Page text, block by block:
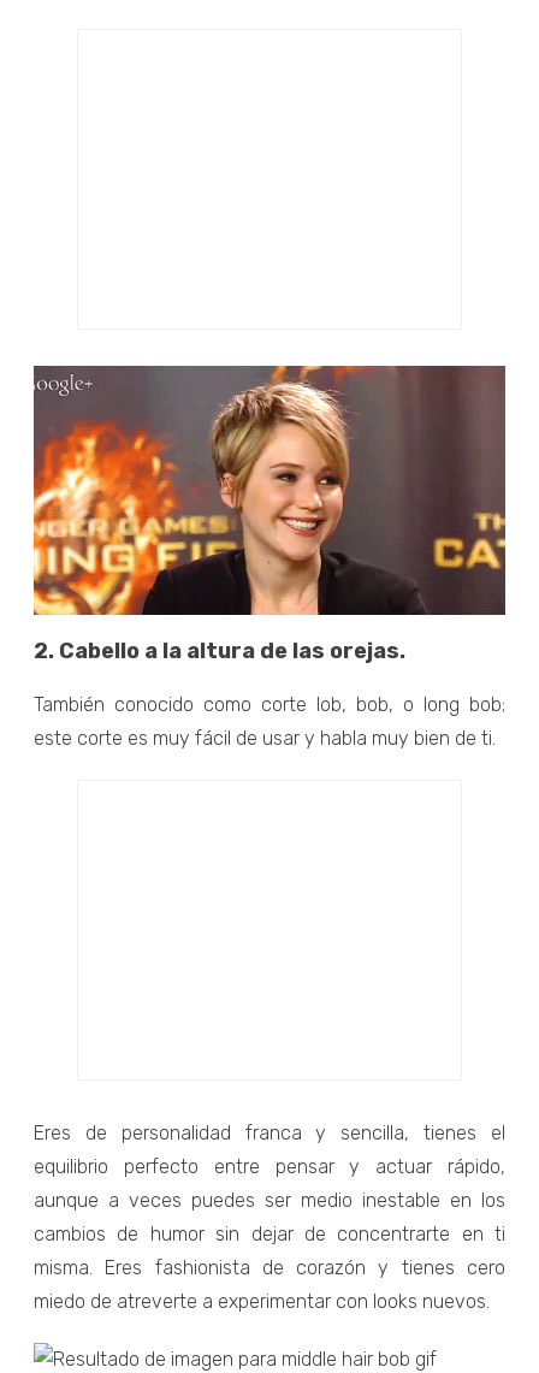
2. Cabello a la altura de las orejas.
También conocido como corte lob, bob, o long bob;
este corte es muy fácil de usar y habla muy bien de ti.
Eres de personalidad franca y sencilla, tienes el
equilibrio perfecto entre pensar y actuar rápido,
aunque a veces puedes ser medio inestable en los
cambios de humor sin dejar de concentrarte en ti
misma. Eres fashionista de corazón y tienes cero
miedo de atreverte a experimentar con looks nuevos.